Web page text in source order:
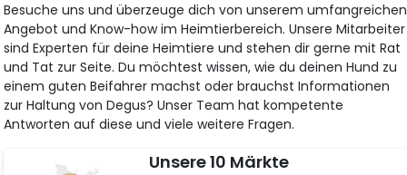
Besuche uns und überzeuge dich von unserem umfangreichen
Angebot und Know-how im Heimtierbereich. Unsere Mitarbeiter
sind Experten für deine Heimtiere und stehen dir gerne mit Rat
und Tat zur Seite. Du möchtest wissen, wie du deinen Hund zu
einem guten Beifahrer machst oder brauchst Informationen
zur Haltung von Degus? Unser Team hat kompetente
Antworten auf diese und viele weitere Fragen.
Unsere 10 Märkte